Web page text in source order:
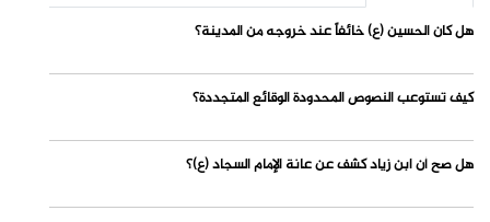
هل كان الحسين (ع) خائفاً عند خروجه من المدينة؟
كيف تستوعب النصوص المحدودة الوقائع المتجددة؟
هل صح أن ابن زياد كشف عن عانة الإمام السجاد (ع)؟